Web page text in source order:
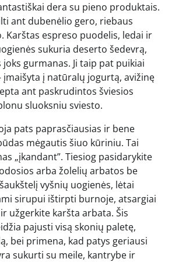
dera su pieno produktais.
ant dubenėlio gero, riebaus
Karštas espreso puodelis, ledai ir
sukuria deserto šedevrą,
gurmanas. Ji taip pat puikiai
įmaišyta į natūralų jogurtą, avižinę
ant paskrudintos šviesios
sluoksniu sviesto.
pats paprasčiausias ir bene
mėgautis šiuo kūriniu. Tai
„įkandant”. Tiesiog pasidarykite
arba žolelių arbatos be
vyšnių uogienės, lėtai
sirupui ištirpti burnoje, atsargiai
užgerkite karšta arbata. Šis
pajusti visą skonių paletę,
bei primena, kad patys geriausi
sukurti su meile, kantrybe ir